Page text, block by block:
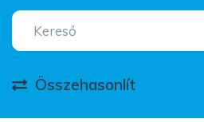
Összehasonlít